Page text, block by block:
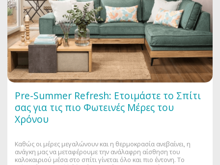
Pre-Summer Refresh: Ετοιμάστε το Σπίτι
σας για τις πιο Φωτεινές Μέρες του
Χρόνου
Καθώς οι μέρες μεγαλώνουν και η θερμοκρασία ανεβαίνει, η
ανάγκη μας να μεταφέρουμε την ανάλαφρη αίσθηση του
καλοκαιριού μέσα στο σπίτι γίνεται όλο και πιο έντονη. Το